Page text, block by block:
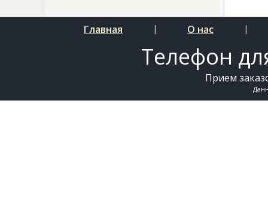
Главная | О нас |
Телефон
Прием